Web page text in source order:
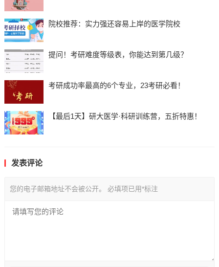
院校推荐：实力强还容易上岸的医学院校
提问！考研难度等级表，你能达到第几级？
考研成功率最高的6个专业，23考研必看！
【最后1天】研大医学·科研训练营，五折特惠！
发表评论
您的电子邮箱地址不会被公开。 必填项已用*标注